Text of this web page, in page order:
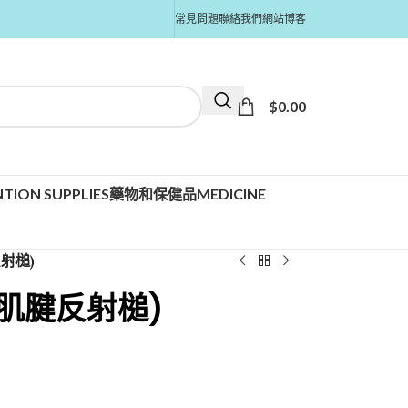
常見問題聯絡我們網站博客
$0.00
SUPPLIES藥物和保健品MEDICINE
槌)
腱反射槌)